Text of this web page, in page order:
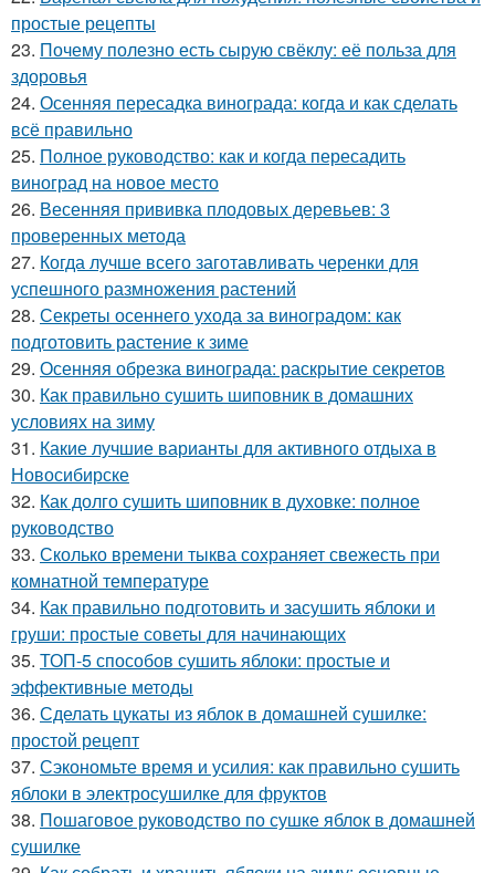
простые рецепты
23. Почему полезно есть сырую свёклу: её польза для
здоровья
24. Осенняя пересадка винограда: когда и как сделать
всё правильно
25. Полное руководство: как и когда пересадить
виноград на новое место
26. Весенняя прививка плодовых деревьев: 3
проверенных метода
27. Когда лучше всего заготавливать черенки для
успешного размножения растений
28. Секреты осеннего ухода за виноградом: как
подготовить растение к зиме
29. Осенняя обрезка винограда: раскрытие секретов
30. Как правильно сушить шиповник в домашних
условиях на зиму
31. Какие лучшие варианты для активного отдыха в
Новосибирске
32. Как долго сушить шиповник в духовке: полное
руководство
33. Сколько времени тыква сохраняет свежесть при
комнатной температуре
34. Как правильно подготовить и засушить яблоки и
груши: простые советы для начинающих
35. ТОП-5 способов сушить яблоки: простые и
эффективные методы
36. Сделать цукаты из яблок в домашней сушилке:
простой рецепт
37. Сэкономьте время и усилия: как правильно сушить
яблоки в электросушилке для фруктов
38. Пошаговое руководство по сушке яблок в домашней
сушилке